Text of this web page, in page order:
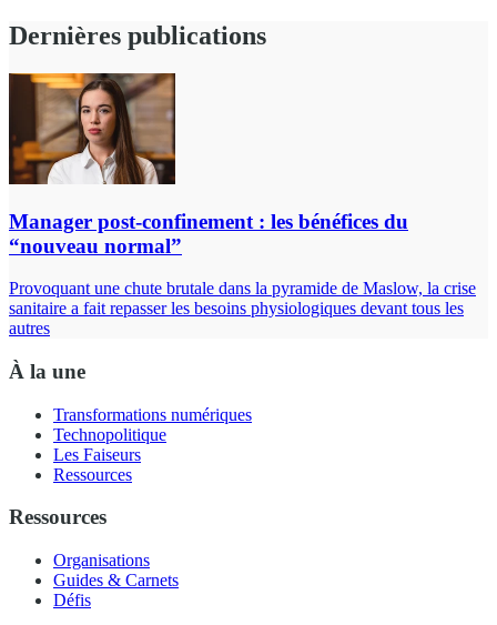
Dernières publications
Manager post-confinement : les bénéfices du
“nouveau normal”
Provoquant une chute brutale dans la pyramide de Maslow, la crise
sanitaire a fait repasser les besoins physiologiques devant tous les
autres
À la une
Transformations numériques
Technopolitique
Les Faiseurs
Ressources
Ressources
Organisations
Guides & Carnets
Défis